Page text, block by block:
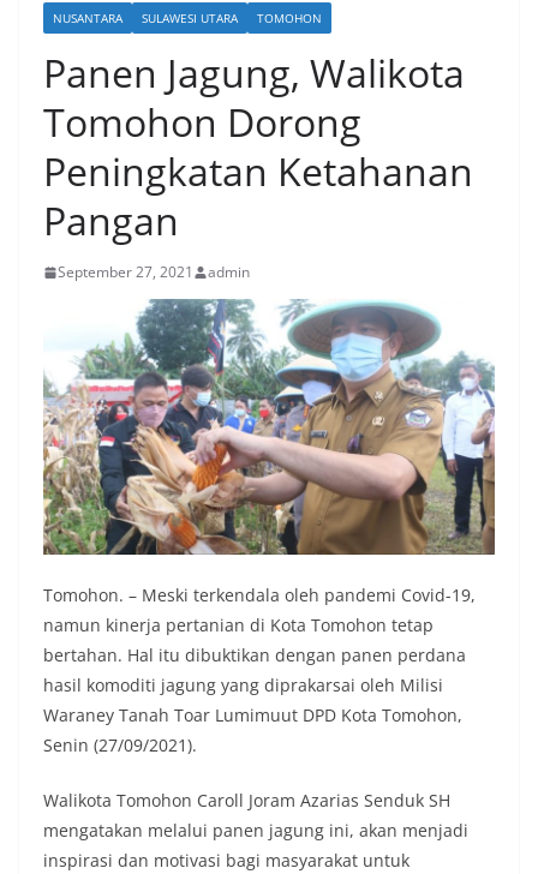
NUSANTARA SULAWESI UTARA TOMOHON
Panen Jagung, Walikota
Tomohon Dorong
Peningkatan Ketahanan
Pangan
September 27, 2021 admin
Tomohon. – Meski terkendala oleh pandemi Covid-19,
namun kinerja pertanian di Kota Tomohon tetap
bertahan. Hal itu dibuktikan dengan panen perdana
hasil komoditi jagung yang diprakarsai oleh Milisi
Waraney Tanah Toar Lumimuut DPD Kota Tomohon,
Senin (27/09/2021).
Walikota Tomohon Caroll Joram Azarias Senduk SH
mengatakan melalui panen jagung ini, akan menjadi
inspirasi dan motivasi bagi masyarakat untuk